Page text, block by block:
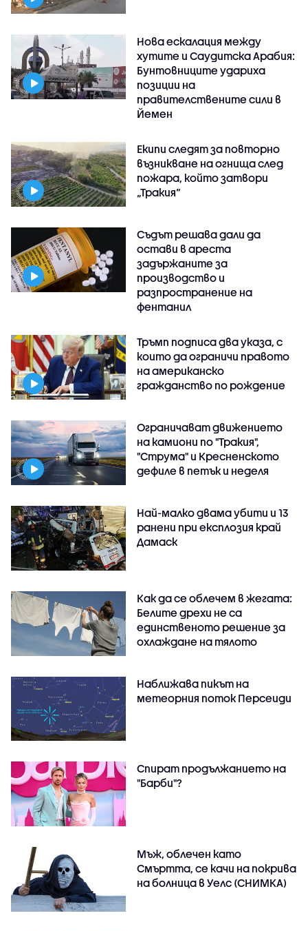
Нова ескалация между
хутите и Саудитска Арабия:
Бунтовниците удариха
позиции на
правителствените сили в
Йемен
Екипи следят за повторно
възникване на огнища след
пожара, който затвори
„Тракия“
Съдът решава дали да
остави в ареста
задържаните за
производство и
разпространение на
фентанил
Тръмп подписа два указа, с
които да ограничи правото
на американско
гражданство по рождение
Ограничават движението
на камиони по "Тракия",
"Струма" и Кресненското
дефиле в петък и неделя
Най-малко двама убити и 13
ранени при експлозия край
Дамаск
Как да се облечем в жегата:
Белите дрехи не са
единственото решение за
охлаждане на тялото
Наближава пикът на
метеорния поток Персеиди
Спират продължанието на
"Барби"?
Мъж, облечен като
Смъртта, се качи на покрива
на болница в Уелс (СНИМКА)